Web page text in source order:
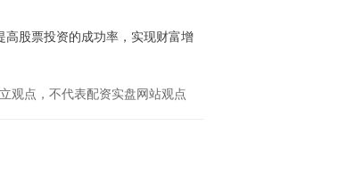
股票投资的成功率，实现财富增
观点，不代表配资实盘网站观点